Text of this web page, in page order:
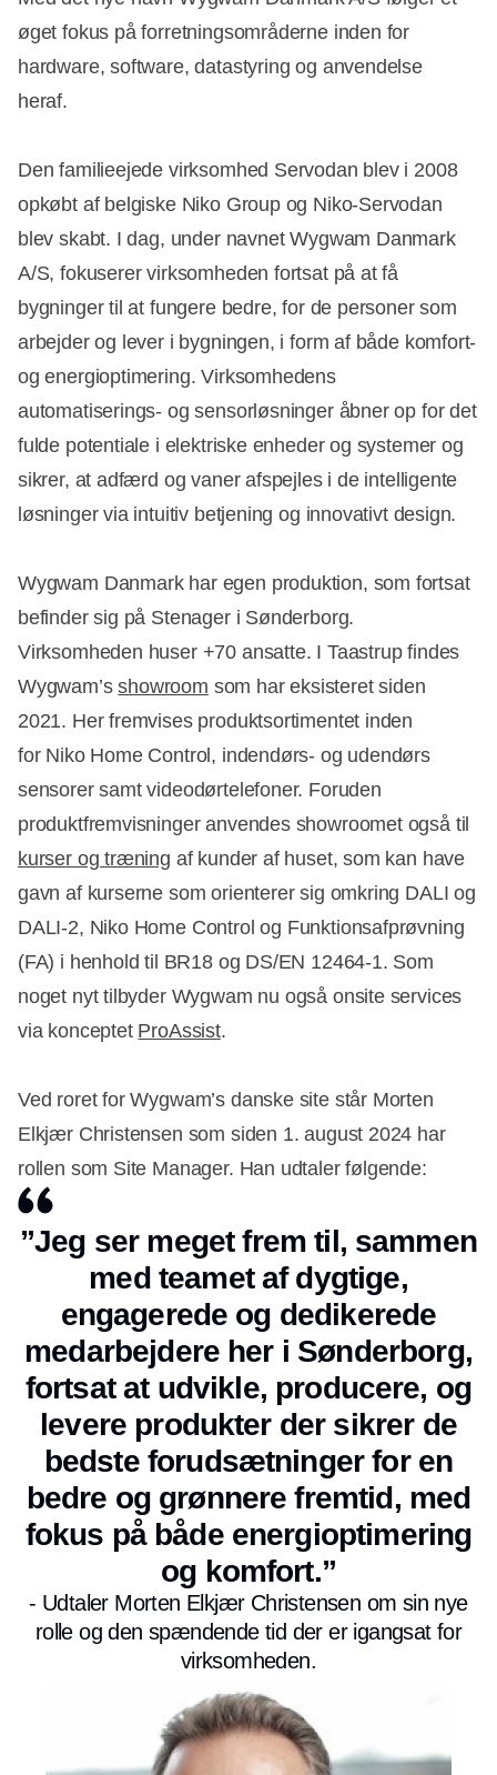
øget fokus på forretningsområderne inden for
hardware, software, datastyring og anvendelse
heraf.
Den familieejede virksomhed Servodan blev i 2008
opkøbt af belgiske Niko Group og Niko-Servodan
blev skabt. I dag, under navnet Wygwam Danmark
A/S, fokuserer virksomheden fortsat på at få
bygninger til at fungere bedre, for de personer som
arbejder og lever i bygningen, i form af både komfort-
og energioptimering. Virksomhedens
automatiserings- og sensorløsninger åbner op for det
fulde potentiale i elektriske enheder og systemer og
sikrer, at adfærd og vaner afspejles i de intelligente
løsninger via intuitiv betjening og innovativt design.
Wygwam Danmark har egen produktion, som fortsat
befinder sig på Stenager i Sønderborg.
Virksomheden huser +70 ansatte. I Taastrup findes
Wygwam’sshowroom som har eksisteret siden
2021. Her fremvises produktsortimentet inden
for Niko Home Control, indendørs- og udendørs
sensorer samt videodørtelefoner. Foruden
produktfremvisninger anvendes showroomet også til
kurser og træning af kunder af huset, som kan have
gavn af kurserne som orienterer sig omkring DALI og
DALI-2, Niko Home Control og Funktionsafprøvning
(FA) i henhold til BR18 og DS/EN 12464-1. Som
noget nyt tilbyder Wygwam nu også onsite services
via konceptet ProAssist.
Ved roret for Wygwam’s danske site står Morten
Elkjær Christensen som siden 1. august 2024 har
rollen som Site Manager. Han udtaler følgende:
”Jeg ser meget frem til, sammen
med teamet af dygtige,
engagerede og dedikerede
medarbejdere her i Sønderborg,
fortsat at udvikle, producere, og
levere produkter der sikrer de
bedste forudsætninger for en
bedre og grønnere fremtid, med
fokus på både energioptimering
og komfort.”
- Udtaler Morten Elkjær Christensen om sin nye
rolle og den spændende tid der er igangsat for
virksomheden.